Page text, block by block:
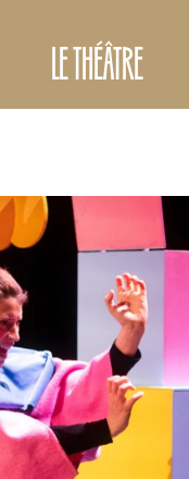
LE THÉÂTRE